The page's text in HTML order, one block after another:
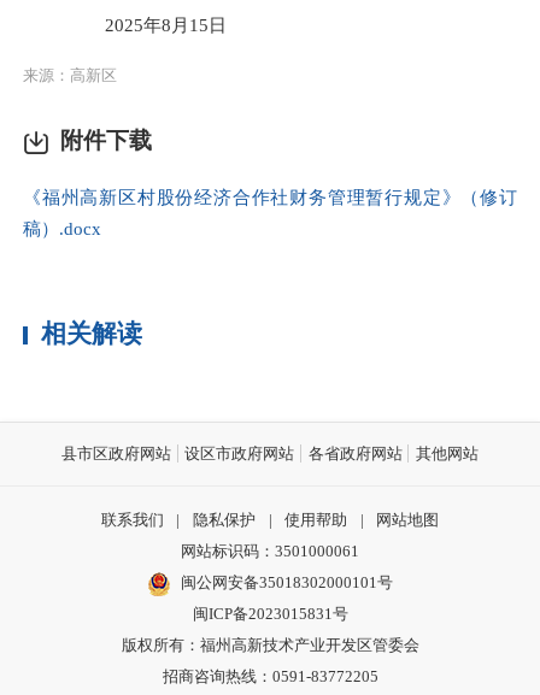
2025年8月15日
来源：高新区
附件下载
《福州高新区村股份经济合作社财务管理暂行规定》（修订
稿）.docx
相关解读
县市区政府网站 设区市政府网站 各省政府网站 其他网站
联系我们 | 隐私保护 | 使用帮助 |
网站地图
网站标识码：3501000061
闽公网安备35018302000101号
闽ICP备2023015831号
版权所有：福州高新技术产业开发区管委会
招商咨询热线：0591-83772205